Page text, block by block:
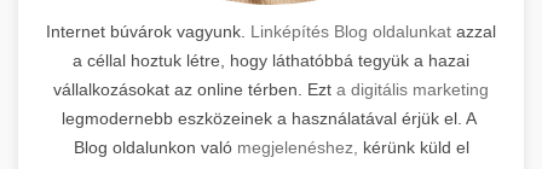
Internet búvárok vagyunk. Linképítés Blog oldalunkat azzal
a céllal hoztuk létre, hogy láthatóbbá tegyük a hazai
vállalkozásokat az online térben. Ezt a digitális marketing
legmodernebb eszközeinek a használatával érjük el. A
Blog oldalunkon való megjelenéshez,
kérünk küld el